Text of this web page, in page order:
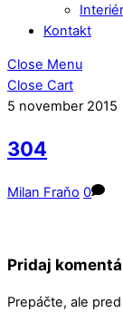
Kontakt
Close Menu
Close Cart
5 november 2015
304
Milan Fraňo 0
Pridaj
Prepáčte, ale